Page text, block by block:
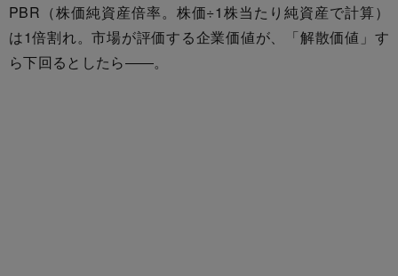
PBR（株価純資産倍率。株価÷1株当たり純資産で計算）
は1倍割れ。市場が評価する企業価値が、「解散価値」す
ら下回るとしたら――。